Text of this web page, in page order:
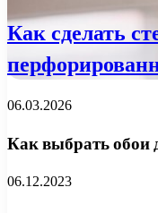
Как сделать
06.03.2026
Как выбрать обои
06.12.2023